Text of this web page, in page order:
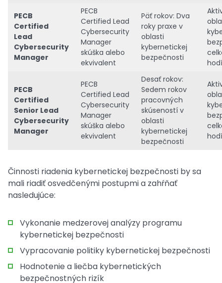
PECB
Certified
Lead
Cybersecurity
Manager
PECB
Certified Lead
Cybersecurity
Manager
skúška alebo
ekvivalent
Päť rokov: Dva
roky praxe v
oblasti
kybernetickej
bezpečnosti
PECB
Certified
Senior Lead
Cybersecurity
Manager
PECB
Certified Lead
Cybersecurity
Manager
skúška alebo
ekvivalent
Desať rokov:
Sedem rokov
pracovných
skúseností v
oblasti
kybernetickej
bezpečnosti
Činnosti riadenia kybernetickej bezpečnosti by sa
mali riadiť osvedčenými postupmi a zahŕňať
nasledujúce:
Vykonanie medzerovej analýzy programu
kybernetickej bezpečnosti
Vypracovanie politiky kybernetickej bezpečnosti
Hodnotenie a liečba kybernetických
bezpečnostných rizík